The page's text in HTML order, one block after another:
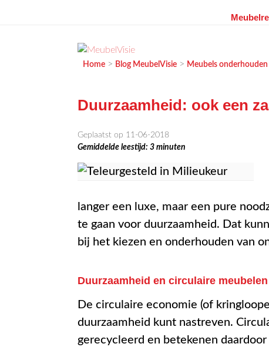
MEUBELVISIE
Passie voor meubels
Home > Blog MeubelVisie > Meubels onderhouden
Duurzaamheid: ook een
Geplaatst op 11-06-2018
Gemiddelde leestijd: 3 minuten
langer een luxe, maar een pure
te gaan voor duurzaamheid. Dat
bij het kiezen en onderhouden van
Duurzaamheid en circulaire meubelen
De circulaire economie (of
duurzaamheid kunt nastreven.
gerecycleerd en betekenen